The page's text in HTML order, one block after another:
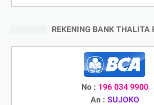
REKENING BANK THALITA
No : 196 034 9900
An : SUJOKO